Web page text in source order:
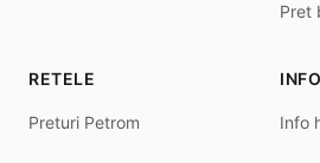
Pret
RETELE
Preturi Petrom Info